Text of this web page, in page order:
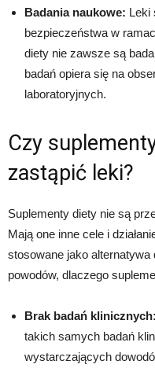
Badania naukowe: Leki
bezpieczeństwa w
diety nie zawsze są
badań opiera się na
laboratoryjnych.
Czy
zastąpić leki?
Suplementy diety nie są
Mają one inne cele i
stosowane jako
powodów, dlaczego
Brak badań klinicznych:
takich samych badań
wystarczających